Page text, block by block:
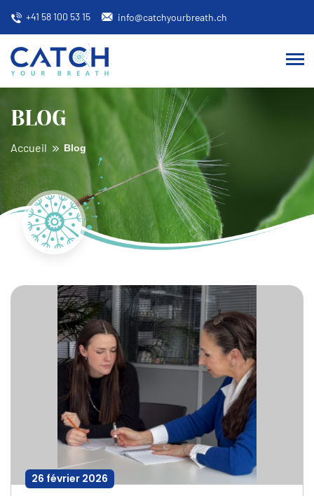
Aller
au
contenu
+41 58 100 53 15 info@catchyourbreath.ch
BLOG
Accueil Blog
26 février 2026